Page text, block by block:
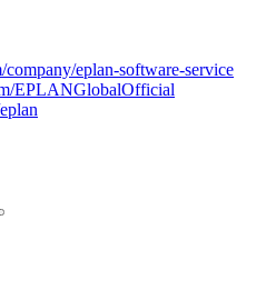
eplan-software-service
EPLANGlobalOfficial